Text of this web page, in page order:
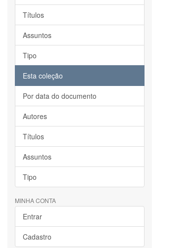
Títulos
Assuntos
Tipo
Esta coleção
Por data do documento
Autores
Títulos
Assuntos
Tipo
MINHA CONTA
Entrar
Cadastro